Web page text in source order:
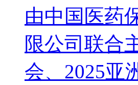
由中国医药
限公司联合
会、2025亚